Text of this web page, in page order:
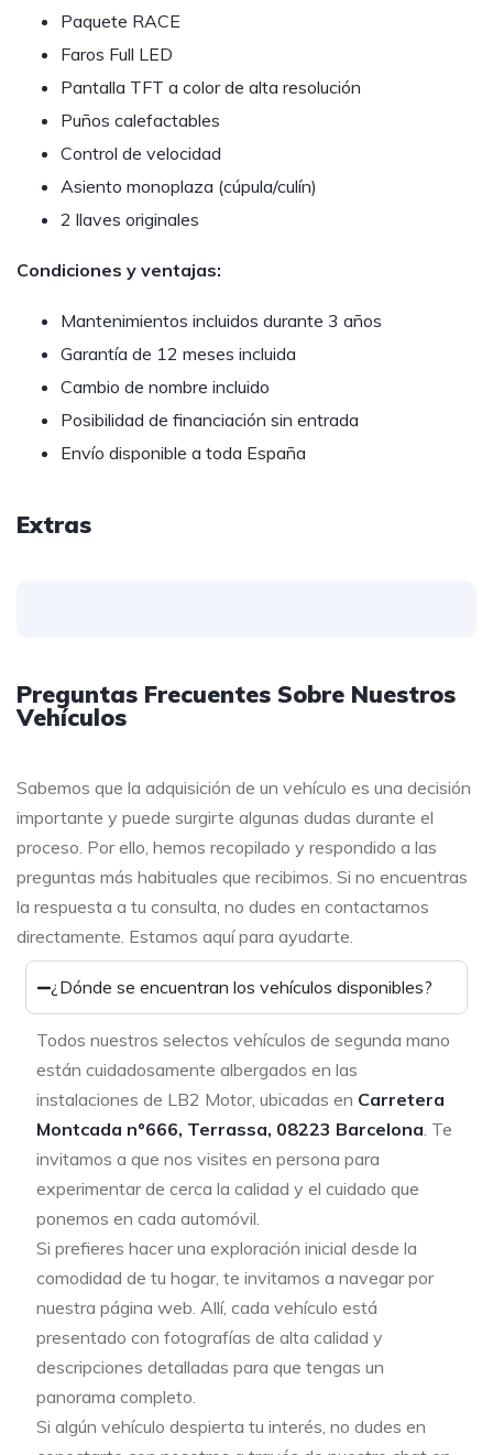
Paquete RACE
Faros Full LED
Pantalla TFT a color de alta resolución
Puños calefactables
Control de velocidad
Asiento monoplaza (cúpula/culín)
2 llaves originales
Condiciones y ventajas:
Mantenimientos incluidos durante 3 años
Garantía de 12 meses incluida
Cambio de nombre incluido
Posibilidad de financiación sin entrada
Envío disponible a toda España
Extras
Preguntas Frecuentes Sobre Nuestros
Vehículos
Sabemos que la adquisición de un vehículo es una decisión
importante y puede surgirte algunas dudas durante el
proceso. Por ello, hemos recopilado y respondido a las
preguntas más habituales que recibimos. Si no encuentras
la respuesta a tu consulta, no dudes en contactarnos
directamente. Estamos aquí para ayudarte.
¿Dónde se encuentran los vehículos disponibles?
Todos nuestros selectos vehículos de segunda mano
están cuidadosamente albergados en las
instalaciones de LB2 Motor, ubicadas en Carretera
Montcada nº666, Terrassa, 08223 Barcelona. Te
invitamos a que nos visites en persona para
experimentar de cerca la calidad y el cuidado que
ponemos en cada automóvil.
Si prefieres hacer una exploración inicial desde la
comodidad de tu hogar, te invitamos a navegar por
nuestra página web. Allí, cada vehículo está
presentado con fotografías de alta calidad y
descripciones detalladas para que tengas un
panorama completo.
Si algún vehículo despierta tu interés, no dudes en